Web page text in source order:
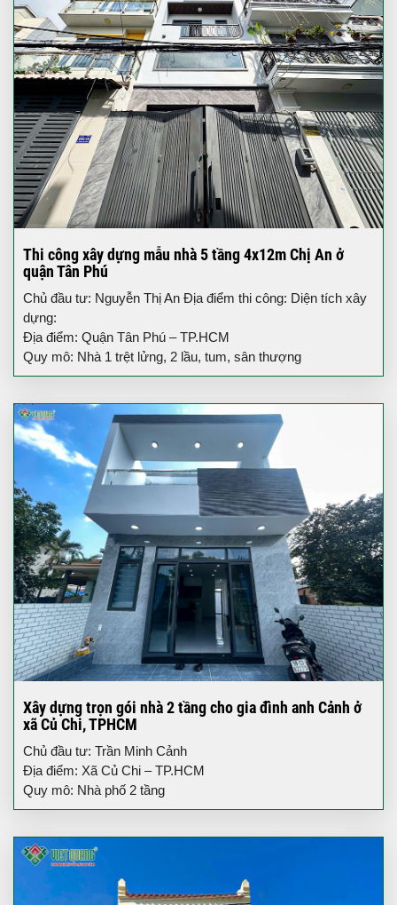
Thi công xây dựng mẫu nhà 5 tầng 4x12m Chị An ở
quận Tân Phú
Chủ đầu tư: Nguyễn Thị An Địa điểm thi công: Diện tích xây
dựng:
Địa điểm: Quận Tân Phú – TP.HCM
Quy mô: Nhà 1 trệt lửng, 2 lầu, tum, sân thượng
Xây dựng trọn gói nhà 2 tầng cho gia đình anh Cảnh ở
xã Củ Chi, TPHCM
Chủ đầu tư: Trần Minh Cảnh
Địa điểm: Xã Củ Chi – TP.HCM
Quy mô: Nhà phố 2 tầng